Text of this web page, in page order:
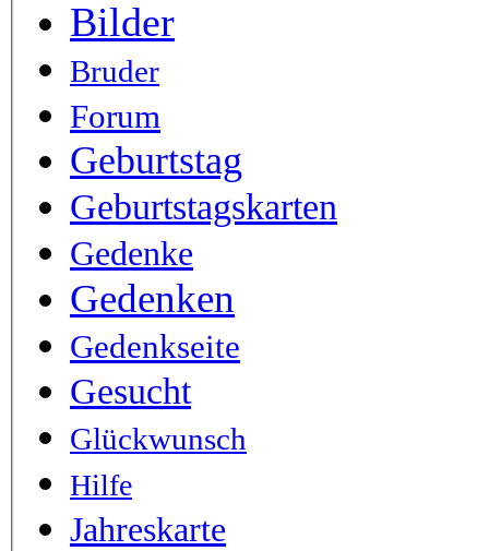
Bilder
Bruder
Forum
Geburtstag
Geburtstagskarten
Gedenke
Gedenken
Gedenkseite
Gesucht
Glückwunsch
Hilfe
Jahreskarte